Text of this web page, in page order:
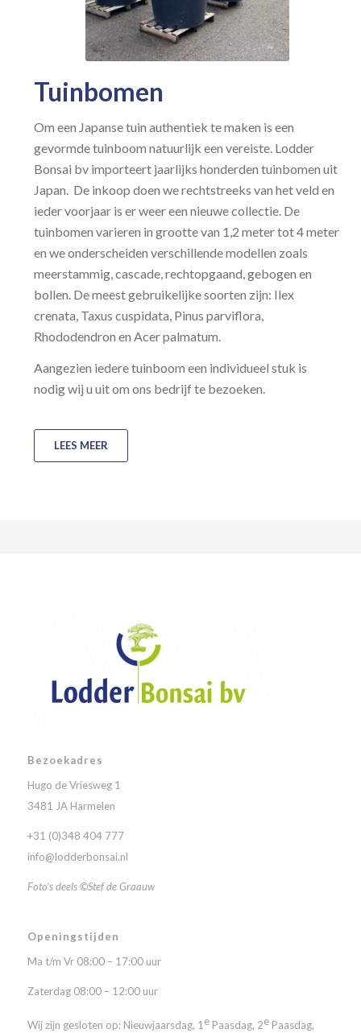
Tuinbomen
Om een Japanse tuin authentiek te maken is een
gevormde tuinboom natuurlijk een vereiste. Lodder
Bonsai bv importeert jaarlijks honderden tuinbomen uit
Japan. De inkoop doen we rechtstreeks van het veld en
ieder voorjaar is er weer een nieuwe collectie. De
tuinbomen varieren in grootte van 1,2 meter tot 4 meter
en we onderscheiden verschillende modellen zoals
meerstammig, cascade, rechtopgaand, gebogen en
bollen. De meest gebruikelijke soorten zijn: Ilex
crenata, Taxus cuspidata, Pinus parviflora,
Rhododendron en Acer palmatum.
Aangezien iedere tuinboom een individueel stuk is
nodig wij u uit om ons bedrijf te bezoeken.
LEES MEER
Bezoekadres
Hugo de Vriesweg 1
3481 JA Harmelen
+31 (0)348 404 777
info@lodderbonsai.nl
Foto’s deels ©Stef de Graauw
Openingstijden
Ma t/m Vr 08:00 – 17:00 uur
Zaterdag 08:00 – 12:00 uur
Wij zijn gesloten op: Nieuwjaarsdag, 1ePaasdag, 2ePaasdag,